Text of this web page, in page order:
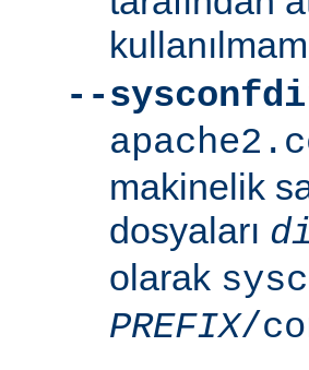
--
makinelik
dosyaları
olarak
PREFIX/